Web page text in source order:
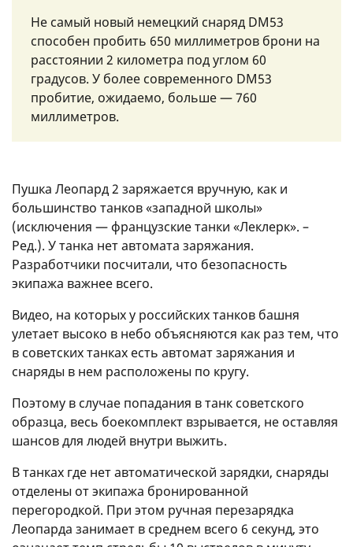
Не самый новый немецкий снаряд DM53
способен пробить 650 миллиметров брони на
расстоянии 2 километра под углом 60
градусов. У более современного DM53
пробитие, ожидаемо, больше — 760
миллиметров.
Пушка Леопард 2 заряжается вручную, как и
большинство танков «западной школы»
(исключения — французские танки «Леклерк». –
Ред.). У танка нет автомата заряжания.
Разработчики посчитали, что безопасность
экипажа важнее всего.
Видео, на которых у российских танков башня
улетает высоко в небо объясняются как раз тем, что
в советских танках есть автомат заряжания и
снаряды в нем расположены по кругу.
Поэтому в случае попадания в танк советского
образца, весь боекомплект взрывается, не оставляя
шансов для людей внутри выжить.
В танках где нет автоматической зарядки, снаряды
отделены от экипажа бронированной
перегородкой. При этом ручная перезарядка
Леопарда занимает в среднем всего 6 секунд, это